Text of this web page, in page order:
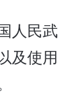
人民武
及使用